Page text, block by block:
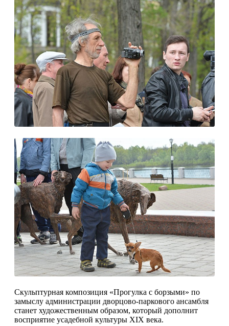
Скульптурная композиция «Прогулка с бор­зыми» по
замыслу администрации дворцово-паркового ансамбля
станет художественным образом, который дополнит
восприятие уса­дебной культуры XIX века.